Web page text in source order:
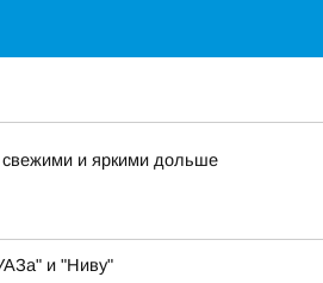
свежими и яркими дольше
и "Ниву"